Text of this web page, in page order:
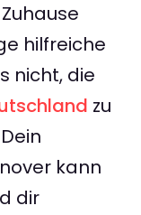
hilfreiche
nicht, die
zu
kann
dir